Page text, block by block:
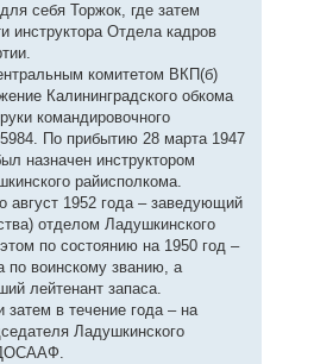
себя Торжок, где затем
инструктора Отдела кадров
комитетом ВКП(б)
Калининградского обкома
командировочного
По прибытию 28 марта 1947
назначен инструктором
райисполкома.
август 1952 года – заведующий
отделом Ладушкинского
по состоянию на 1950 год –
по воинскому званию, а
лейтенант запаса.
затем в течение года – на
Ладушкинского
ДОСААФ.